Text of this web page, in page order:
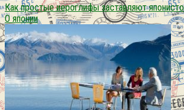
Как простые иероглифы заставляют
О японии